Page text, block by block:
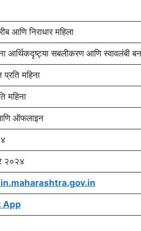
आणि निराधार महिला
आर्थिकदृष्ट्या सबलीकरण आणि स्वावलंबी
महिना
महिना
ऑफलाइन
२०२४
App